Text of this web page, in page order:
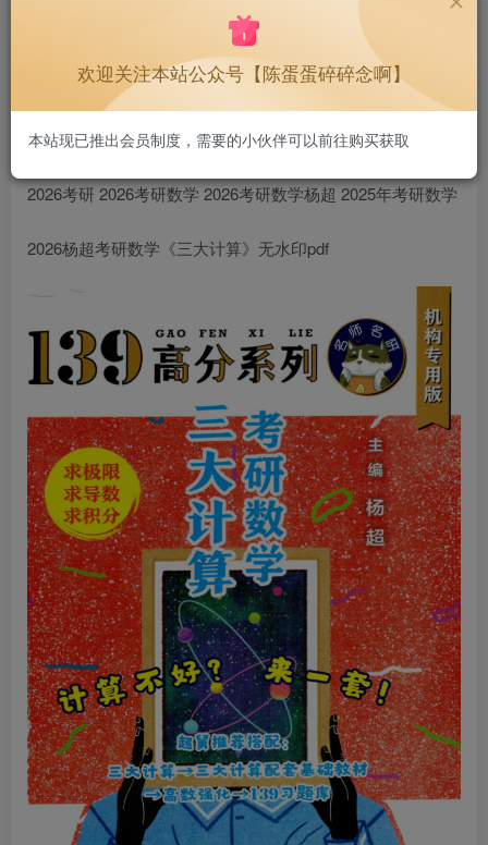
置顶 | 27考研网盘群，持续更新，
好用不贵~
1.3W+
2026考研 2026考研数学 2026考研数学杨超 2025年考研数学
2026杨超考研数学《三大计算》无水印pdf
欢迎关注本站公众号【陈蛋蛋碎碎念啊】
本站现已推出会员制度，需要的小伙伴可以前往购买获取